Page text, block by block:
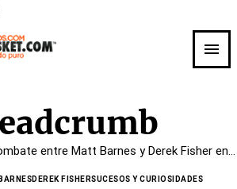
Simulan un combate entre Matt Barnes y Derek Fisher en el videojuego UFC 2
DEREK FISHERSUCESOS Y CURIOSIDADES